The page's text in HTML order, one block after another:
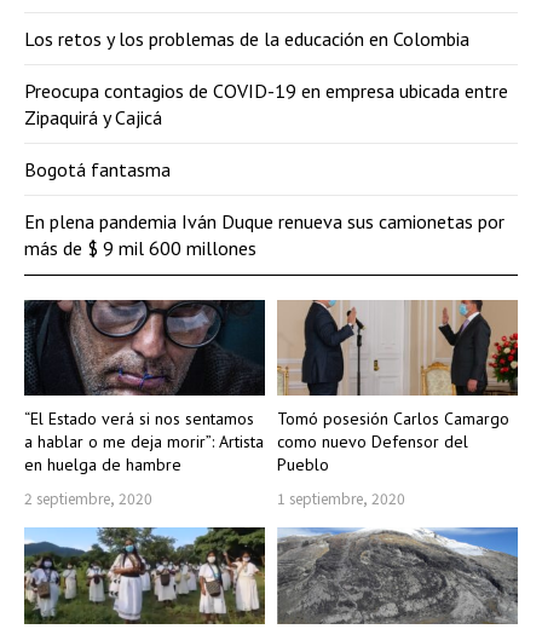
“El Estado verá si nos sentamos
a hablar o me deja morir”: Artista
en huelga de hambre
2 septiembre, 2020
Tomó posesión Carlos Camargo
como nuevo Defensor del
Pueblo
1 septiembre, 2020
Los retos y los problemas de la educación en Colombia
Preocupa contagios de COVID-19 en empresa ubicada entre
Zipaquirá y Cajicá
Bogotá fantasma
En plena pandemia Iván Duque renueva sus camionetas por
más de $ 9 mil 600 millones